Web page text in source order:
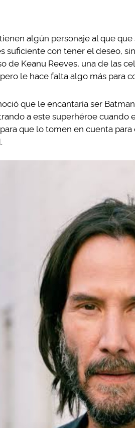
algún personaje al que
suficiente con tener el deseo,
de Keanu Reeves, una de las
le hace falta algo más para
que le encantaría ser
a este superhéroe cuando
que lo tomen en cuenta